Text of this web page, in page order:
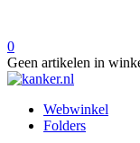
0
Geen artikelen in
Webwinkel
Folders